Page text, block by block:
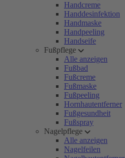
Handcreme
Handdesinfektion
Handmaske
Handpeeling
Handseife
Fußpflege
Alle anzeigen
Fußbad
Fußcreme
Fußmaske
Fußpeeling
Hornhautentferner
Fußgesundheit
Fußspray
Nagelpflege
Alle anzeigen
Nagelfeilen